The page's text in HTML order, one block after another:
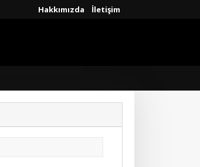
Hakkımızda İletişim